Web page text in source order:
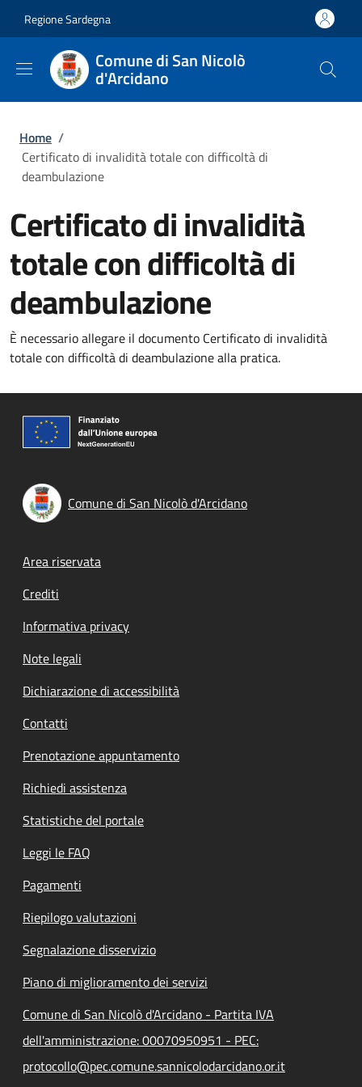
Regione Sardegna
Comune di San Nicolò
d'Arcidano
Briciole di pane
Home /
Certificato di invalidità totale con difficoltà di
deambulazione
Certificato di invalidità
totale con difficoltà di
deambulazione
È necessario allegare il documento Certificato di invalidità
totale con difficoltà di deambulazione alla pratica.
Comune di San Nicolò d'Arcidano
Footer menu
Area riservata
Crediti
Informativa privacy
Note legali
Dichiarazione di accessibilità
Contatti
Prenotazione appuntamento
Richiedi assistenza
Statistiche del portale
Leggi le FAQ
Pagamenti
Riepilogo valutazioni
Segnalazione disservizio
Piano di miglioramento dei servizi
Comune di San Nicolò d'Arcidano - Partita IVA
dell'amministrazione: 00070950951 - PEC:
protocollo@pec.comune.sannicolodarcidano.or.it